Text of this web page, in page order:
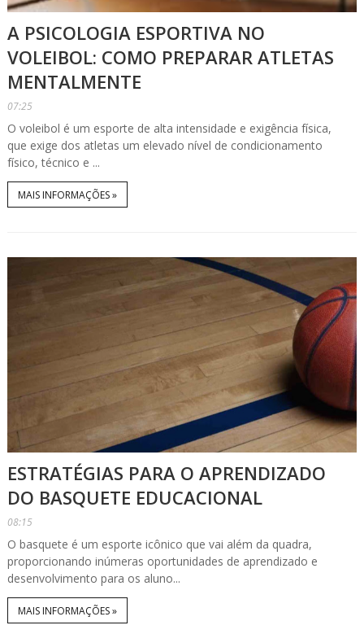
A PSICOLOGIA ESPORTIVA NO
VOLEIBOL: COMO PREPARAR ATLETAS
MENTALMENTE
07:25
O voleibol é um esporte de alta intensidade e exigência física,
que exige dos atletas um elevado nível de condicionamento
físico, técnico e ...
MAIS INFORMAÇÕES »
ESTRATÉGIAS PARA O APRENDIZADO
DO BASQUETE EDUCACIONAL
08:15
O basquete é um esporte icônico que vai além da quadra,
proporcionando inúmeras oportunidades de aprendizado e
desenvolvimento para os aluno...
MAIS INFORMAÇÕES »